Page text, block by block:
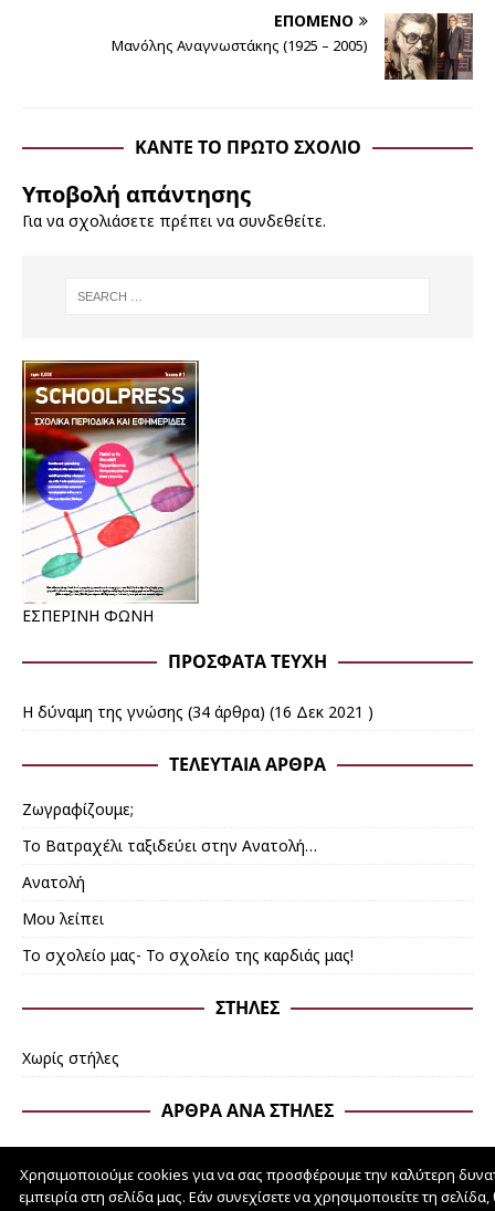
ΕΠΌΜΕΝΟ
Μανόλης Αναγνωστάκης (1925 – 2005)
ΚΆΝΤΕ ΤΟ ΠΡΏΤΟ ΣΧΌΛΙΟ
Υποβολή απάντησης
Για να σχολιάσετε πρέπει να συνδεθείτε.
ΕΣΠΕΡΙΝΗ ΦΩΝΗ
ΠΡΌΣΦΑΤΑ ΤΕΎΧΗ
Η δύναμη της γνώσης (34 άρθρα) (16 Δεκ 2021 )
ΤΕΛΕΥΤΑΊΑ ΆΡΘΡΑ
Ζωγραφίζουμε;
Το Βατραχέλι ταξιδεύει στην Ανατολή…
Ανατολή
Mου λείπει
Το σχολείο μας- Το σχολείο της καρδιάς μας!
ΣΤΉΛΕΣ
Χωρίς στήλες
ΆΡΘΡΑ ΑΝΆ ΣΤΉΛΕΣ
Χρησιμοποιούμε cookies για να σας προσφέρουμε την καλύτερη
εμπειρία στη σελίδα μας. Εάν συνεχίσετε να χρησιμοποιείτε τη σελίδα,